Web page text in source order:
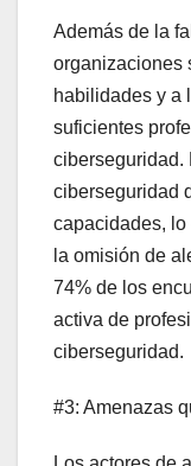
Además de la
organizaciones
habilidades y a
suficientes
ciberseguridad.
ciberseguridad
capacidades,
la omisión de
74% de los
activa de
ciberseguridad.
#3: Amenazas